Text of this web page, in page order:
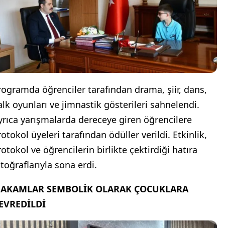
öğrenciler tarafından drama, şiir, dans,
oyunları ve jimnastik gösterileri sahnelendi.
yarışmalarda dereceye giren öğrencilere
üyeleri tarafından ödüller verildi. Etkinlik,
ve öğrencilerin birlikte çektirdiği hatıra
sona erdi.
SEMBOLİK OLARAK ÇOCUKLARA